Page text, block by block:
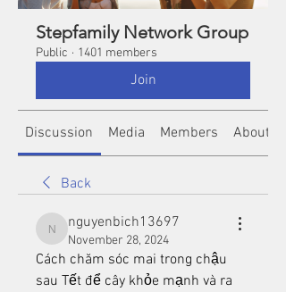
Stepfamily Network Group
Public · 1401 members
Join
Discussion Media Members About
Back
nguyenbich13697
nguyenbich13697
November 28, 2024
Cách chăm sóc mai trong chậu
sau Tết để cây khỏe mạnh và ra